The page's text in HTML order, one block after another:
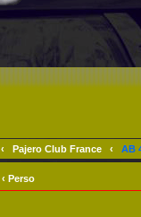
‹ Pajero Club France ‹ AB
‹ Perso